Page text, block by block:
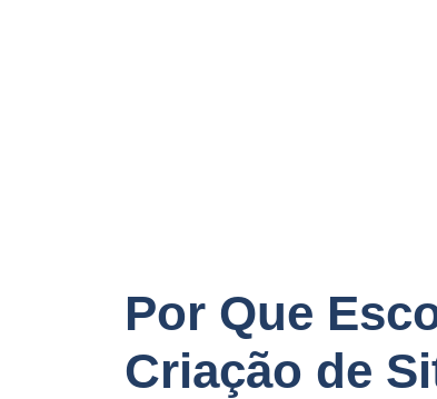
Por Que
Criação de